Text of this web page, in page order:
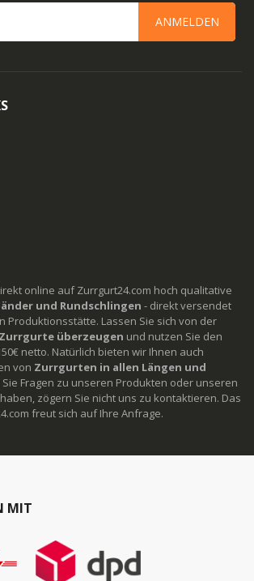
ANMELDEN
online auf Zurrgurt24.com hoch qualitative
und Rundschlingen - direkt versendet
Produktionsstätte. Lassen Sie sich von der
überzeugen und nutzen Sie den
netto. Natürlich bieten wir Ihnen auch
von Zurrgurten in allen Längen und
Sie Fragen zu unseren Produkten oder unseren
zögern Sie nicht uns zu kontaktieren. Das
freut sich auf Ihre Anfrage.
MIT